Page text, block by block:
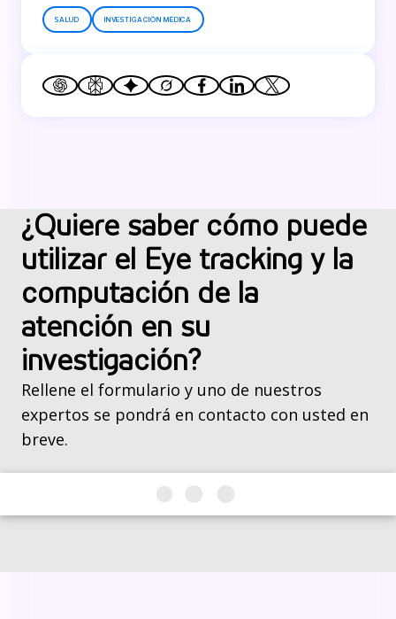
SALUD INVESTIGACIÓN MÉDICA
¿Quiere saber cómo puede
utilizar el Eye tracking y la
computación de la
atención en su
investigación?
Rellene el formulario y uno de nuestros
expertos se pondrá en contacto con usted en
breve.